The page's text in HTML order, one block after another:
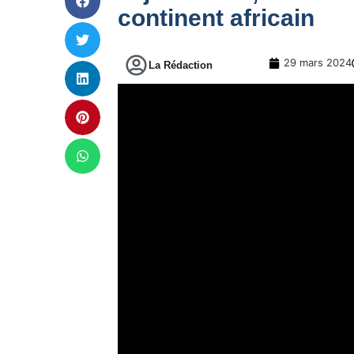
continent africain
La Rédaction 29 mars 2024